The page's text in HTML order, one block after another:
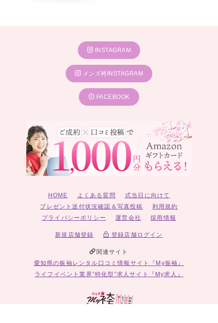
INSTAGRAM
メンズ袴INSTAGRAM
FACEBOOK
HOME よくある質問
式当日に向けて
プレゼント送付状況確認＆写真投稿
利用規約
プライバシーポリシー
運営会社 採用情報
新規店舗登録 登録店舗ログイン
関連サイト
愛知県の振袖レンタル口コミ情報サイト『My振袖』
ライフイベント業界”特化型”求人サイト『My求人』